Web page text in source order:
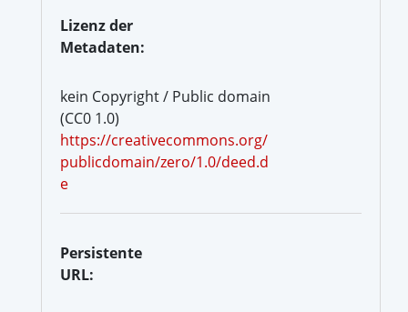
Lizenz der
Metadaten:
kein Copyright / Public domain
(CC0 1.0)
https://creativecommons.org/
publicdomain/zero/1.0/deed.d
e
Persistente
URL: